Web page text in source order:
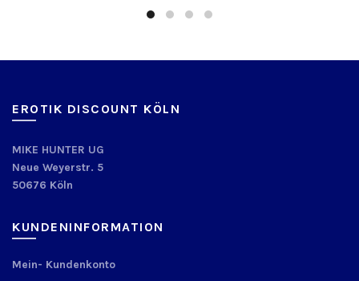
EROTIK DISCOUNT KÖLN
MIKE HUNTER UG
Neue Weyerstr. 5
50676 Köln
KUNDENINFORMATION
Mein- Kundenkonto